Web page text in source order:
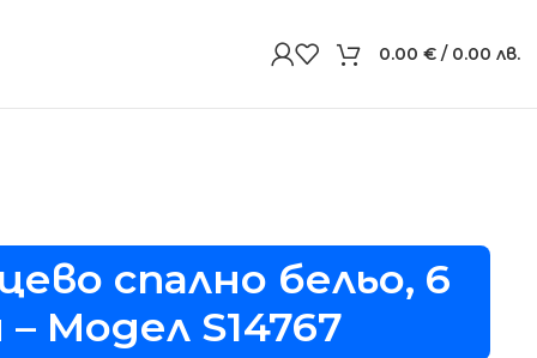
0.00 € / 0.00 лв.
спално бельо, 6
Модел S14767